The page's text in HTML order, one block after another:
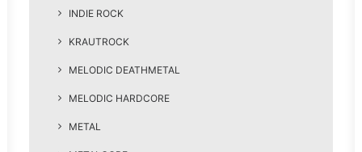
INDIE ROCK
KRAUTROCK
MELODIC DEATHMETAL
MELODIC HARDCORE
METAL